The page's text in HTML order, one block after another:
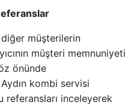
müşterilerin
müşteri memnuniyeti
önünde
Aydın kombi servisi
referansları inceleyerek